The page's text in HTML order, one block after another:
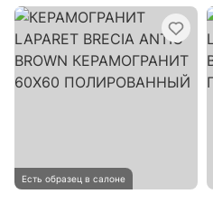
Есть образец в салоне